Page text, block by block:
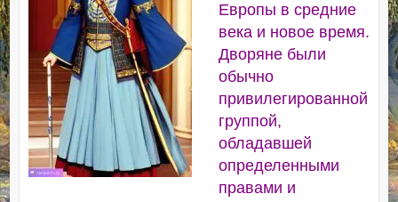
Европы в средние
века и новое время.
Дворяне были
обычно
привилегированной
группой,
обладавшей
определенными
правами и